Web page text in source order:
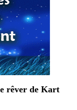
rêver de Kart